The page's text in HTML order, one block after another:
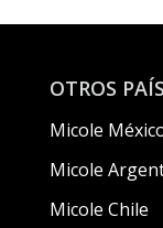
OTROS
Micole
Micole
Micole Chile